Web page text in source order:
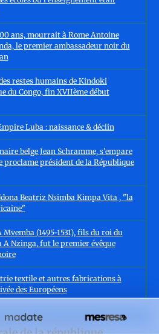
ans, mourrait à Rome Antoine
le premier ambassadeur noir du
restes humains de Kindoki
du Congo, fin XVIIème début
Luba : naissance & déclin
belge Jean Schramme, s'empare
proclame président de la République
Beatriz Nsimba Kimpa Vita , "la
(1495-1531), fils du roi du
A Nzinga, fut le premier évêque
textile et autres fabrications à
des Européens